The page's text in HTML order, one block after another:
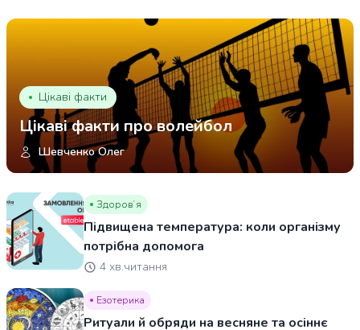
Цікаві факти
Цікаві факти про волейбол
Шевченко Олег
Здоровʼя
Підвищена температура: коли організму
потрібна допомога
4 хв.читання
Езотерика
Ритуали й обряди на весняне та осіннє